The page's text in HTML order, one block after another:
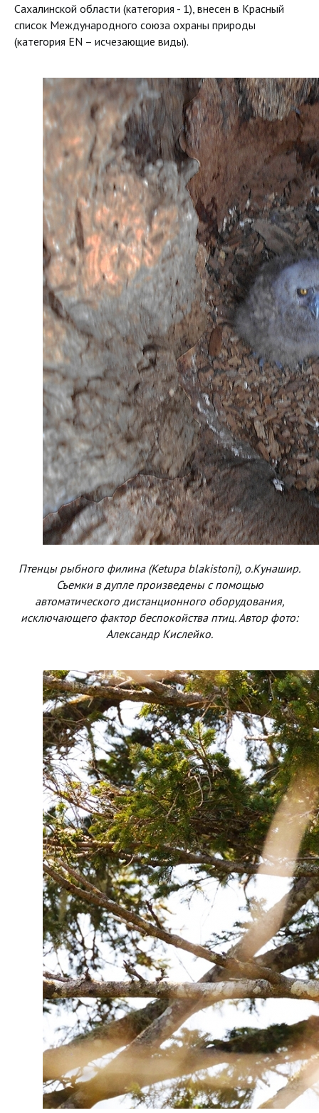
Сахалинской области (категория - 1), внесен в Красный
список Международного союза охраны природы
(категория EN – исчезающие виды).
Птенцы рыбного филина (Ketupa blakistoni), о.Кунашир.
Съемки в дупле произведены с помощью
автоматического дистанционного оборудования,
исключающего фактор беспокойства птиц. Автор фото:
Александр Кислейко.